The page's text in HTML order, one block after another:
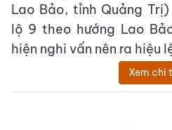
Lao Bảo, tỉnh Quảng
lộ 9 theo hướng Lao
hiện nghi vấn nên ra hiệu
Xem chi